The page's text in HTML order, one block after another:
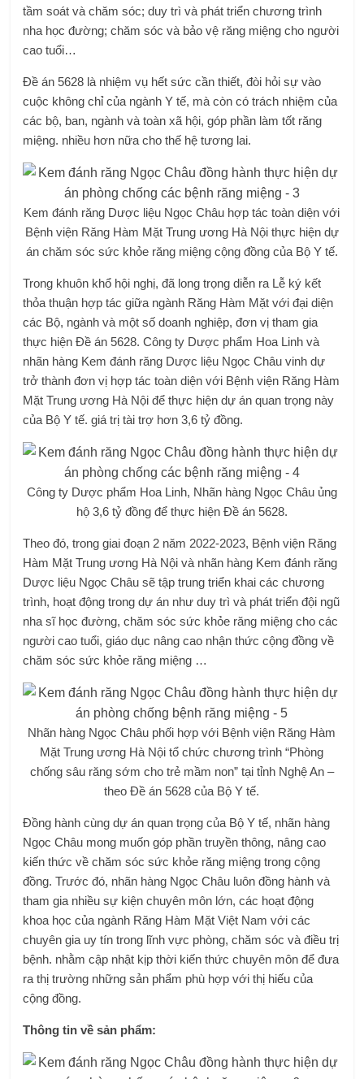
tầm soát và chăm sóc; duy trì và phát triển chương trình
nha học đường; chăm sóc và bảo vệ răng miệng cho người
cao tuổi…
Đề án 5628 là nhiệm vụ hết sức cần thiết, đòi hỏi sự vào
cuộc không chỉ của ngành Y tế, mà còn có trách nhiệm của
các bộ, ban, ngành và toàn xã hội, góp phần làm tốt răng
miệng. nhiều hơn nữa cho thế hệ tương lai.
Kem đánh răng Dược liệu Ngọc Châu hợp tác toàn diện với
Bệnh viện Răng Hàm Mặt Trung ương Hà Nội thực hiện dự
án chăm sóc sức khỏe răng miệng cộng đồng của Bộ Y tế.
Trong khuôn khổ hội nghị, đã long trọng diễn ra Lễ ký kết
thỏa thuận hợp tác giữa ngành Răng Hàm Mặt với đại diện
các Bộ, ngành và một số doanh nghiệp, đơn vị tham gia
thực hiện Đề án 5628. Công ty Dược phẩm Hoa Linh và
nhãn hàng Kem đánh răng Dược liệu Ngọc Châu vinh dự
trở thành đơn vị hợp tác toàn diện với Bệnh viện Răng Hàm
Mặt Trung ương Hà Nội để thực hiện dự án quan trọng này
của Bộ Y tế. giá trị tài trợ hơn 3,6 tỷ đồng.
Công ty Dược phẩm Hoa Linh, Nhãn hàng Ngọc Châu ủng
hộ 3,6 tỷ đồng để thực hiện Đề án 5628.
Theo đó, trong giai đoạn 2 năm 2022-2023, Bệnh viện Răng
Hàm Mặt Trung ương Hà Nội và nhãn hàng Kem đánh răng
Dược liệu Ngọc Châu sẽ tập trung triển khai các chương
trình, hoạt động trong dự án như duy trì và phát triển đội ngũ
nha sĩ học đường, chăm sóc sức khỏe răng miệng cho các
người cao tuổi, giáo dục nâng cao nhận thức cộng đồng về
chăm sóc sức khỏe răng miệng …
Nhãn hàng Ngọc Châu phối hợp với Bệnh viện Răng Hàm
Mặt Trung ương Hà Nội tổ chức chương trình “Phòng
chống sâu răng sớm cho trẻ mầm non” tại tỉnh Nghệ An –
theo Đề án 5628 của Bộ Y tế.
Đồng hành cùng dự án quan trọng của Bộ Y tế, nhãn hàng
Ngọc Châu mong muốn góp phần truyền thông, nâng cao
kiến ​​thức về chăm sóc sức khỏe răng miệng trong cộng
đồng. Trước đó, nhãn hàng Ngọc Châu luôn đồng hành và
tham gia nhiều sự kiện chuyên môn lớn, các hoạt động
khoa học của ngành Răng Hàm Mặt Việt Nam với các
chuyên gia uy tín trong lĩnh vực phòng, chăm sóc và điều trị
bệnh. nhằm cập nhật kịp thời kiến ​​thức chuyên môn để đưa
ra thị trường những sản phẩm phù hợp với thị hiếu của
cộng đồng.
Thông tin về sản phẩm: